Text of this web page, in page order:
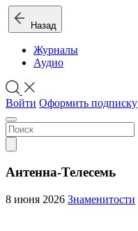
Назад
Журналы
Аудио
Войти Оформить подписку
Антенна-Телесемь
8 июня 2026 Знаменитости